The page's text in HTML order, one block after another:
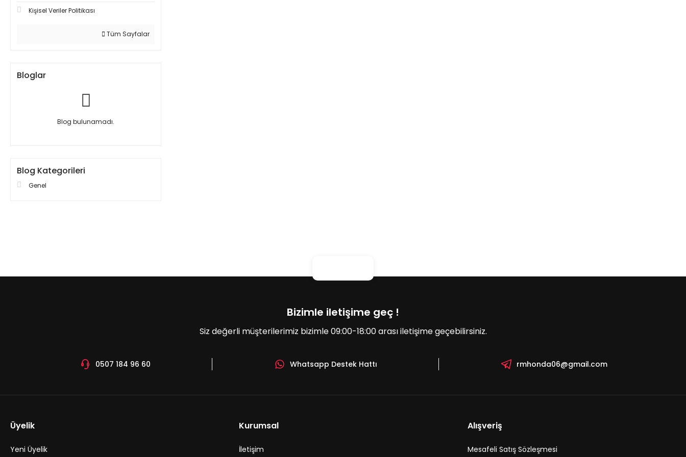
Kişisel Veriler Politikası
Tüm Sayfalar
Bloglar
Blog bulunamadı.
Blog Kategorileri
Genel
Bizimle iletişime geç !
Siz değerli müşterilerimiz bizimle 09:00-18:00 arası iletişime geçebilirsiniz.
0507 184 96 60 Whatsapp Destek Hattı rmhonda06@gmail.com
Üyelik
Yeni Üyelik
Kurumsal
İletişim
Alışveriş
Mesafeli Satış Sözleşmesi